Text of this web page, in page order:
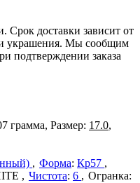
Срок доставки зависит от
украшения. Мы сообщим
подтверждении заказа
грамма, Размер: 17.0,
Форма: Кр57
Чистота: 6